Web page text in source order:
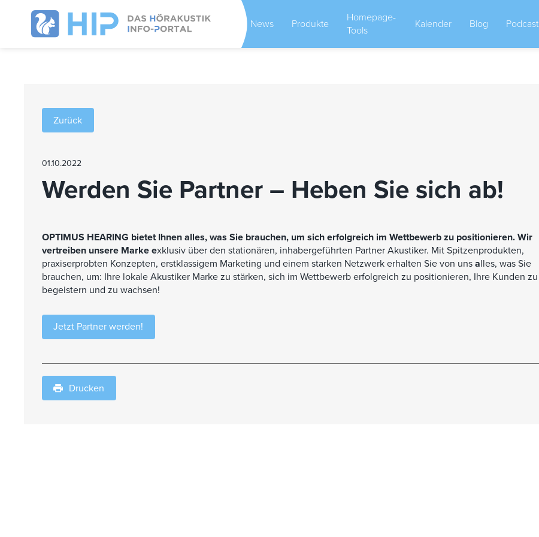
News Produkte
Homepage-
Tools
Kalender Blog Podcast
Zurück
01.10.2022
Werden Sie Partner – Heben Sie sich ab!
OPTIMUS HEARING bietet Ihnen alles, was Sie brauchen, um sich erfolgreich im Wettbewerb zu positionieren. Wir
vertreiben unsere Marke exklusiv über den stationären, inhabergeführten Partner Akustiker. Mit Spitzenprodukten,
praxiserprobten Konzepten, erstklassigem Marketing und einem starken Netzwerk erhalten Sie von uns alles, was Sie
brauchen, um: Ihre lokale Akustiker Marke zu stärken, sich im Wettbewerb erfolgreich zu positionieren, Ihre Kunden zu
begeistern und zu wachsen!
Jetzt Partner werden!
Drucken